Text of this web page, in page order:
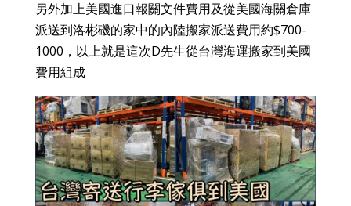
另外加上美國進口報關文件費用及從美國海關倉庫
派送到洛彬磯的家中的內陸搬家派送費用約$700-
1000，以上就是這次D先生從台灣海運搬家到美國
費用組成